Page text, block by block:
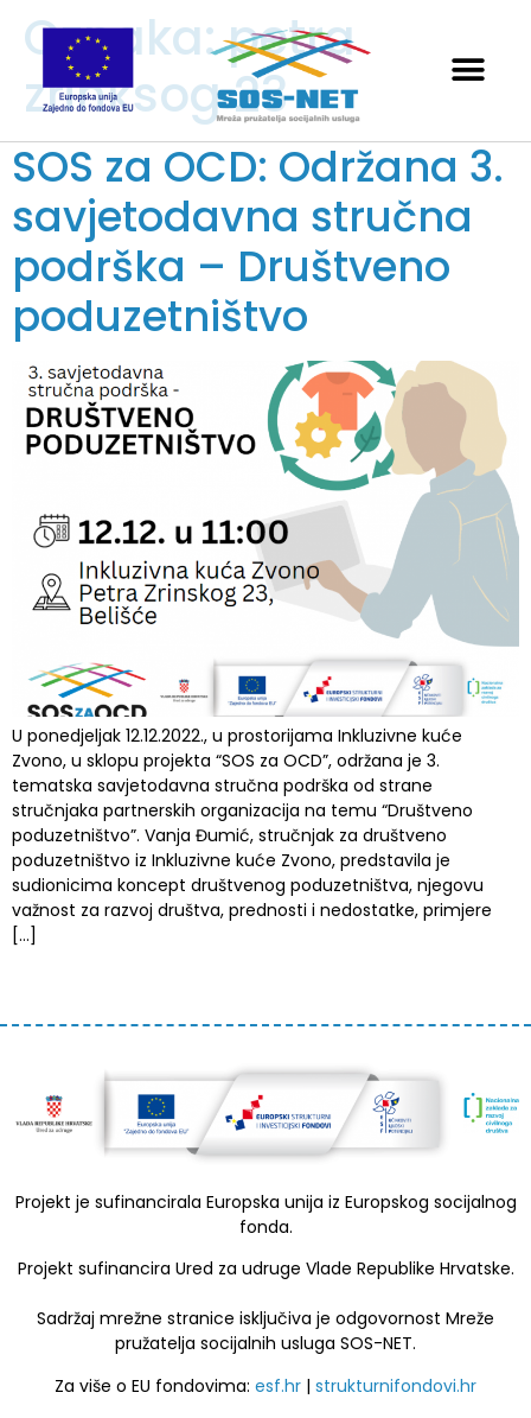
Oznaka:petra
zrinksog 23
SOS za OCD: Održana 3.
savjetodavna stručna
podrška – Društveno
poduzetništvo
U ponedjeljak 12.12.2022., u prostorijama Inkluzivne kuće
Zvono, u sklopu projekta “SOS za OCD”, održana je 3.
tematska savjetodavna stručna podrška od strane
stručnjaka partnerskih organizacija na temu “Društveno
poduzetništvo”. Vanja Đumić, stručnjak za društveno
poduzetništvo iz Inkluzivne kuće Zvono, predstavila je
sudionicima koncept društvenog poduzetništva, njegovu
važnost za razvoj društva, prednosti i nedostatke, primjere
[…]
Projekt je sufinancirala Europska unija iz Europskog socijalnog
fonda.
Projekt sufinancira Ured za udruge Vlade Republike Hrvatske.
Sadržaj mrežne stranice isključiva je odgovornost Mreže
pružatelja socijalnih usluga SOS-NET.
Za više o EU fondovima: esf.hr | strukturnifondovi.hr